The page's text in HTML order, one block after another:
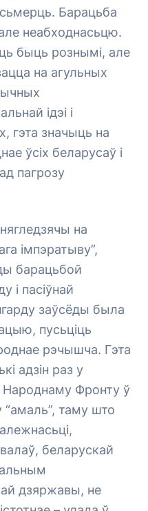
Барацьба
неабходнасьцю.
быць рознымі, але
на агульных
ідэі і
гэта значыць на
ўсіх беларусаў і
пагрозу
на
імпэратыву”,
барацьбой
і пасіўнай
заўсёды была
пусьціць
рэчышча. Гэта
адзін раз у
Народнаму Фронту ў
“амаль”, таму што
беларускай
дзяржавы, не